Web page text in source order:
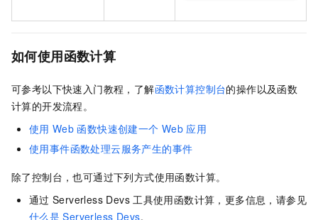
如何使用函数计算
可参考以下快速入门教程，了解函数计算控制台的操作以及函数
计算的开发流程。
使用 Web 函数快速创建一个 Web 应用
使用事件函数处理云服务产生的事件
除了控制台，也可通过下列方式使用函数计算。
通过 Serverless Devs 工具使用函数计算，更多信息，请参见
什么是 Serverless Devs。